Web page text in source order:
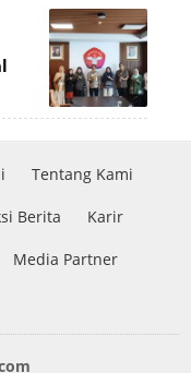
Tentang Kami
Berita Karir
Media Partner